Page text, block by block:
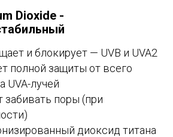
Dioxide -
и блокирует — UVB и UVA2
полной защиты от всего
UVA-лучей
забивать поры (при
диоксид титана